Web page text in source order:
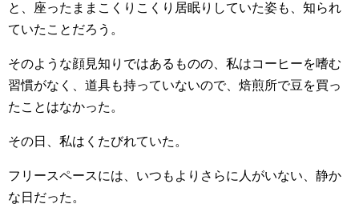
と、座ったままこくりこくり居眠りしていた姿も、知られ
ていたことだろう。
そのような顔見知りではあるものの、私はコーヒーを嗜む
習慣がなく、道具も持っていないので、焙煎所で豆を買っ
たことはなかった。
その日、私はくたびれていた。
フリースペースには、いつもよりさらに人がいない、静か
な日だった。